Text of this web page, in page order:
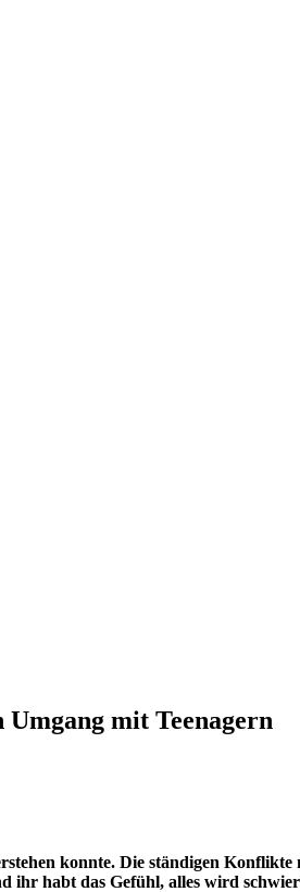
mit Teenagern
konnte. Die ständigen
ihr habt das Gefühl, alles wird